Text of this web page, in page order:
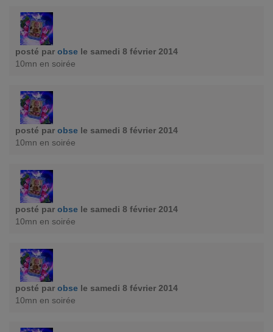
posté par obse le samedi 8 février 2014
10mn en soirée
posté par obse le samedi 8 février 2014
10mn en soirée
posté par obse le samedi 8 février 2014
10mn en soirée
posté par obse le samedi 8 février 2014
10mn en soirée